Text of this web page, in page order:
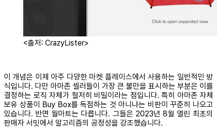
<출처: CrazyLister>
이 개념은 이제 아주 다양한 마켓 플레이스에서 사용하는 일반적인 방
식입니다. 다만 아마존 셀러들이 가장 큰 불만을 표시하는 부분은 이를
결정하는 로직 자체가 철저히 비밀이라는 점입니다. 특히 아마존 자체
보유 상품이 Buy Box를 독점하는 것 아니냐는 비판이 꾸준히 나오고
있습니다. 반면 월마트는 다릅니다. 그들은 2023년 8월 열린 최초의
판매자 서밋에서 알고리즘의 공정성을 강조했습니다.